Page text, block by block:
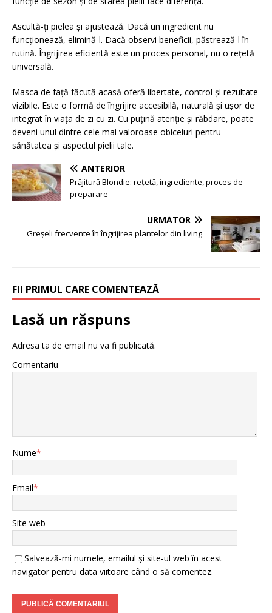
Ascultă-ți pielea și ajustează. Dacă un ingredient nu
funcționează, elimină-l. Dacă observi beneficii, păstrează-l în
rutină. Îngrijirea eficientă este un proces personal, nu o rețetă
universală.
Masca de față făcută acasă oferă libertate, control și rezultate
vizibile. Este o formă de îngrijire accesibilă, naturală și ușor de
integrat în viața de zi cu zi. Cu puțină atenție și răbdare, poate
deveni unul dintre cele mai valoroase obiceiuri pentru
sănătatea și aspectul pielii tale.
ANTERIOR
Prăjitură Blondie: rețetă, ingrediente, proces de
preparare
URMĂTOR
Greșeli frecvente în îngrijirea plantelor din living
FII PRIMUL CARE COMENTEAZĂ
Lasă un răspuns
Adresa ta de email nu va fi publicată.
Comentariu
Nume*
Email*
Site web
Salvează-mi numele, emailul și site-ul web în acest
navigator pentru data viitoare când o să comentez.